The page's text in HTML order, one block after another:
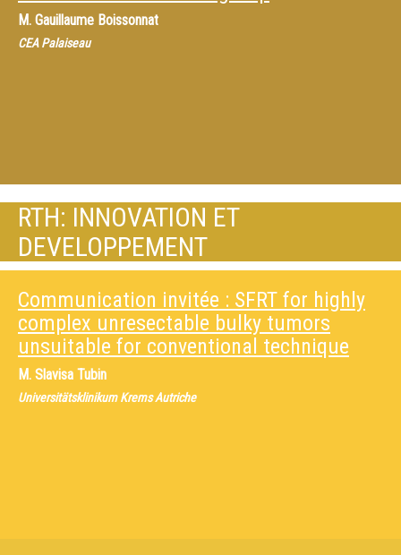
M. Gauillaume Boissonnat
CEA Palaiseau
RTH: INNOVATION ET
DEVELOPPEMENT
Communication invitée : SFRT for highly
complex unresectable bulky tumors
unsuitable for conventional technique
M. Slavisa Tubin
Universitätsklinikum Krems Autriche